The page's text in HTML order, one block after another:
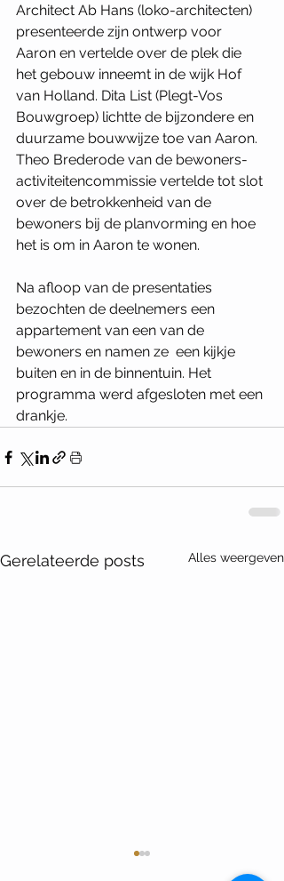
Architect Ab Hans (loko-architecten)
presenteerde zijn ontwerp voor
Aaron en vertelde over de plek die
het gebouw inneemt in de wijk Hof
van Holland. Dita List (Plegt-Vos
Bouwgroep) lichtte de bijzondere en
duurzame bouwwijze toe van Aaron.
Theo Brederode van de bewoners-
activiteitencommissie vertelde tot slot
over de betrokkenheid van de
bewoners bij de planvorming en hoe
het is om in Aaron te wonen.
Na afloop van de presentaties
bezochten de deelnemers een
appartement van een van de
bewoners en namen ze  een kijkje
buiten en in de binnentuin. Het
programma werd afgesloten met een
drankje.
Gerelateerde posts Alles weergeven